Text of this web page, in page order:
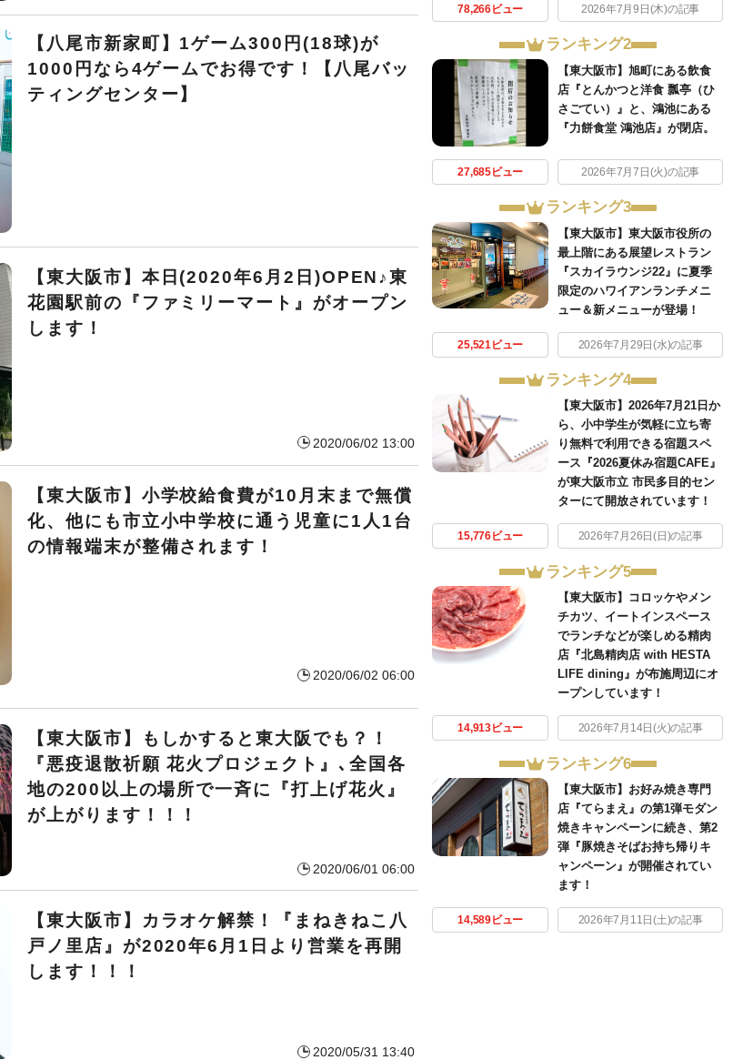
【八尾市新家町】1ゲーム300円(18球)が
1000円なら4ゲームでお得です！【八尾バッ
ティングセンター】
【東大阪市】本日(2020年6月2日)OPEN♪東
花園駅前の『ファミリーマート』がオープン
します！
2020/06/02 13:00
【東大阪市】小学校給食費が10月末まで無償
化、他にも市立小中学校に通う児童に1人1台
の情報端末が整備されます！
2020/06/02 06:00
【東大阪市】もしかすると東大阪でも？！
『悪疫退散祈願 花火プロジェクト』､全国各
地の200以上の場所で一斉に『打上げ花火』
が上がります！！！
2020/06/01 06:00
【東大阪市】カラオケ解禁！『まねきねこ八
戸ノ里店』が2020年6月1日より営業を再開
します！！！
2020/05/31 13:40
78,266ビュー 2026年7月9日(木)の記事
ランキング2
【東大阪市】旭町にある飲食
店『とんかつと洋食 瓢亭（ひ
さごてい）』と、鴻池にある
『力餅食堂 鴻池店』が閉店。
27,685ビュー 2026年7月7日(火)の記事
ランキング3
【東大阪市】東大阪市役所の
最上階にある展望レストラン
『スカイラウンジ22』に夏季
限定のハワイアンランチメニ
ュー＆新メニューが登場！
25,521ビュー 2026年7月29日(水)の記事
ランキング4
【東大阪市】2026年7月21日か
ら、小中学生が気軽に立ち寄
り無料で利用できる宿題スペ
ース『2026夏休み宿題CAFE』
が東大阪市立 市民多目的セン
ターにて開放されています！
15,776ビュー 2026年7月26日(日)の記事
ランキング5
【東大阪市】コロッケやメン
チカツ、イートインスペース
でランチなどが楽しめる精肉
店『北島精肉店 with HESTA
LIFE dining』が布施周辺にオ
ープンしています！
14,913ビュー 2026年7月14日(火)の記事
ランキング6
【東大阪市】お好み焼き専門
店『てらまえ』の第1弾モダン
焼きキャンペーンに続き、第2
弾『豚焼きそばお持ち帰りキ
ャンペーン』が開催されてい
ます！
14,589ビュー 2026年7月11日(土)の記事